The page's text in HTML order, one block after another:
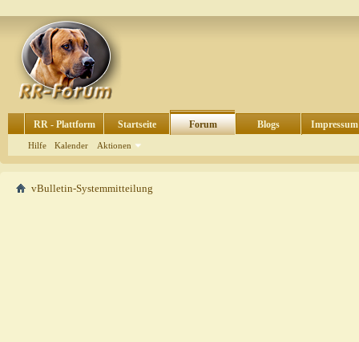
RR - Plattform Startseite Forum
Hilfe Kalender Aktionen
Blogs Impressum
vBulletin-Systemmitteilung